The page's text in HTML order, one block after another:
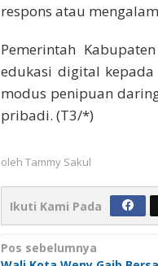
respons atau
Pemerintah
edukasi digital
modus penipuan
pribadi. (T3/*)
oleh Tammy Sakul
Ikuti Kami Pada
Navigasi
Pos sebelumnya